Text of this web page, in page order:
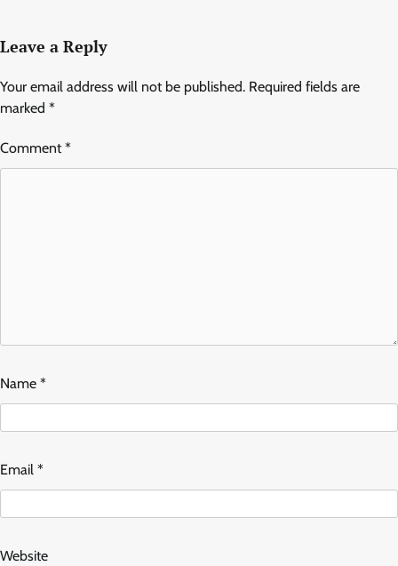
Leave a Reply
Your email address will not be published. Required fields are
marked *
Comment*
Name *
Email *
Website